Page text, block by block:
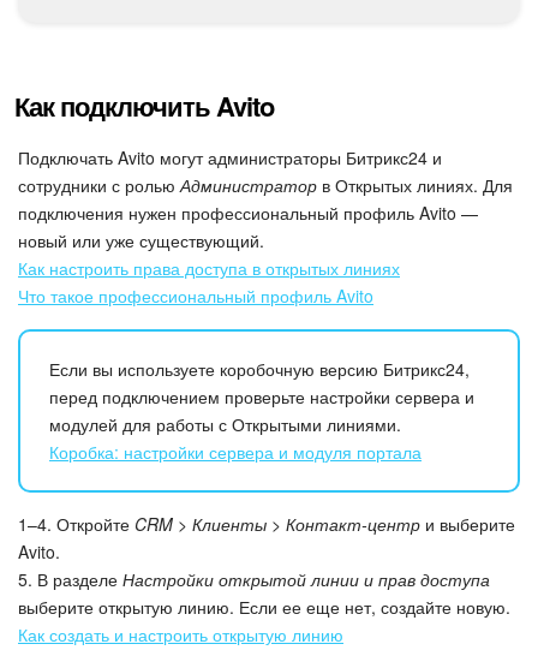
Маркетинг
Центр продаж
Аналитика
BI Конструктор
Интеграция 1С и Битрикс24
Бизнес-процессы
Маркетплейс
Как подключить Avito
Подключать Avito могут администраторы Битрикс24 и
сотрудники с рольюАдминистратор в Открытых линиях. Для
подключения нужен профессиональный профиль Avito —
новый или уже существующий.
Как настроить права доступа в открытых линиях
Что такое профессиональный профиль Avito
Если вы используете коробочную версию Битрикс24,
перед подключением проверьте настройки сервера и
модулей для работы с Открытыми линиями.
Коробка: настройки сервера и модуля портала
1–4. Откройте CRM > Клиенты > Контакт-центр и выберите
Avito.
5. В разделе Настройки открытой линии и прав доступа
выберите открытую линию. Если ее еще нет, создайте новую.
Как создать и настроить открытую линию